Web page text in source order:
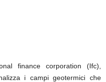
finance corporation (Ifc),
i campi geotermici che